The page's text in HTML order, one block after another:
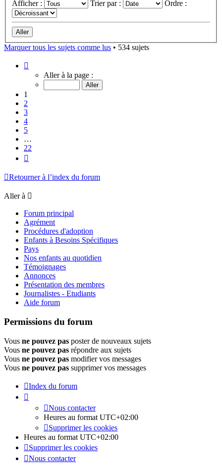
Afficher : Trier par : Ordre :
Marquer tous les sujets comme lus • 534 sujets
sur
Aller à la page :
1
2
3
4
5
…
22
Retourner à l’index du forum
Aller à
Forum principal
Agrément
Procédures d'adoption
Enfants à Besoins Spécifiques
Pays
Nos enfants au quotidien
Témoignages
Annonces
Présentation des membres
Journalistes - Etudiants
Aide forum
Permissions du forum
Vous ne pouvez pas poster de nouveaux sujets
Vous ne pouvez pas répondre aux sujets
Vous ne pouvez pas modifier vos messages
Vous ne pouvez pas supprimer vos messages
Index du forum
Nous contacter
Heures au format UTC+02:00
Supprimer les cookies
Heures au format UTC+02:00
Supprimer les cookies
Nous contacter